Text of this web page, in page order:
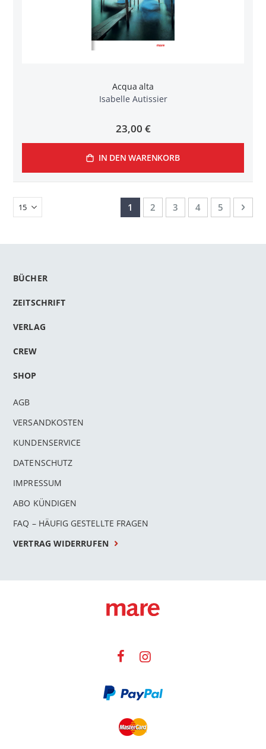
Acqua alta
Isabelle Autissier
23,00 €
IN DEN WARENKORB
Seite
Sie lesen gerade Seite
1 Seite
2 Seite
3 Seite
4 Seite
5 Seite
BÜCHER
ZEITSCHRIFT
VERLAG
CREW
SHOP
AGB
VERSANDKOSTEN
KUNDENSERVICE
DATENSCHUTZ
IMPRESSUM
ABO KÜNDIGEN
FAQ – HÄUFIG GESTELLTE FRAGEN
VERTRAG WIDERRUFEN